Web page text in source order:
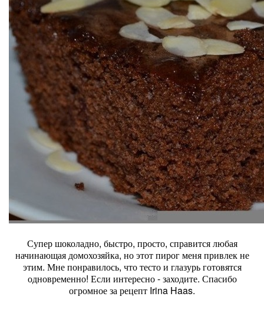
Супер шоколадно, быстро, просто, справится любая
начинающая домохозяйка, но этот пирог меня привлек не
этим. Мне понравилось, что тесто и глазурь готовятся
одновременно! Если интересно - заходите. Спасибо
огромное за рецепт Irina Haas.